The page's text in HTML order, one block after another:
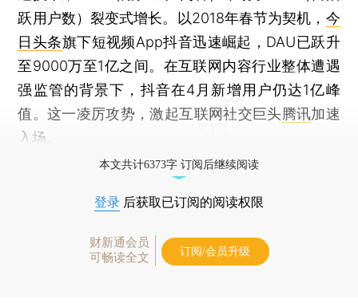
跃用户数）裂变式增长。以2018年春节为契机， 今
日头条旗下短视频App抖音迅速崛起，DAU已跃升
至9000万至1亿之间。在互联网内容行业整体遭遇
强监管的背景下，抖音在4月新增用户仍达1亿峰
值。这一凌厉攻势，激起互联网社交巨头腾讯加速
入场。
本文共计6373字 订阅后继续阅读
登录 后获取已订阅的阅读权限
财新通会员
可畅读全文
订阅/会员升级